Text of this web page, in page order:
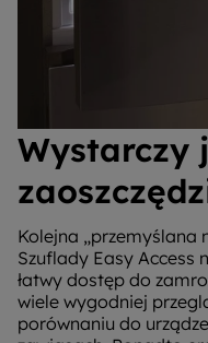
Wystarczy
Kolejna „przemyślana
Szuflady Easy Access
łatwy dostęp do
wiele wygodniej
porównaniu do